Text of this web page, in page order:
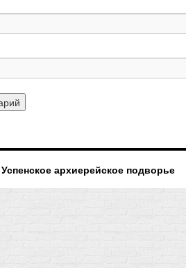
архиерейское подворье